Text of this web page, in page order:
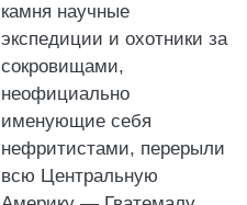
камня научные
экспедиции и охотники за
сокровищами,
неофициально
именующие себя
нефритистами, перерыли
всю Центральную